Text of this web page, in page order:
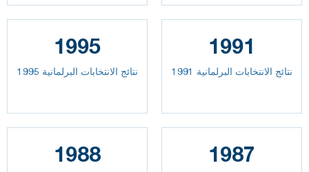
1995
نتائج الانتخابات البرلمانية 1995
1991
نتائج الانتخابات البرلمانية 1991
1988 1987